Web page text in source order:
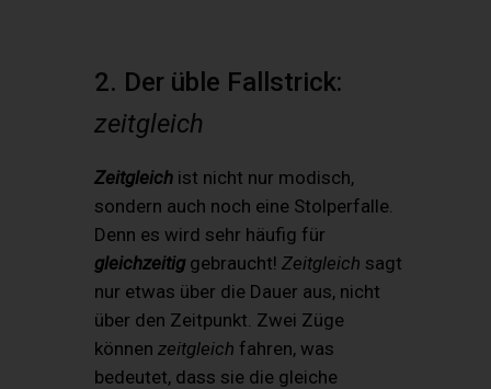
2. Der üble Fallstrick:
zeitgleich
Zeitgleich ist nicht nur modisch,
sondern auch noch eine Stolperfalle.
Denn es wird sehr häufig für
gleichzeitig gebraucht! Zeitgleich sagt
nur etwas über die Dauer aus, nicht
über den Zeitpunkt. Zwei Züge
können zeitgleich fahren, was
bedeutet, dass sie die gleiche